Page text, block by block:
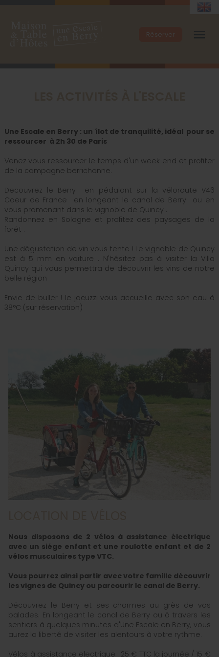
Réserver menu
Une Escale en Berry : un îlot de tranquilité, idéal pour se
ressourcer à 2h 30 de Paris
Venez vous ressourcer le temps d'un week end et profiter
de la campagne berrichonne.
Decouvrez le Berry en pédalant sur la véloroute V46
Coeur de France en longeant le canal de Berry ou en
vous promenant dans le vignoble de Quincy .
Randonnez en Sologne et profitez des paysages de la
forêt .
Une dégustation de vin vous tente ! Le vignoble de Quincy
est à 5 mm en voiture . N'hésitez pas à visiter la Villa
Quincy qui vous permettra de découvrir les vins de notre
belle région
Envie de buller ! le jacuzzi vous accueille avec son eau à
38°C (sur réservation)
Nous disposons de 2 vélos à assistance électrique
avec un siége enfant et une roulotte enfant et de 2
vélos musculaires type VTC.
Vous pourrez ainsi partir avec votre famille découvrir
les vignes de Quincy ou parcourir le canal de Berry.
Découvrez le Berry et ses charmes au grès de vos
balades. En longeant le canal de Berry ou à travers les
sentiers à quelques minutes d'Une Escale en Berry, vous
aurez la liberté de visiter les alentours à votre rythme.
Vélos à assistance electrique : 25 € TTC la journée / 15 €